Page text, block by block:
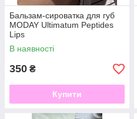
Бальзам-сироватка для губ
MODAY Ultimatum Peptides
Lips
В наявності
350 ₴
Купити